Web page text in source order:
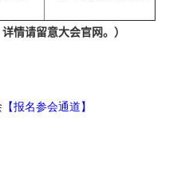
情请留意大会官网。）
【报名参会通道】